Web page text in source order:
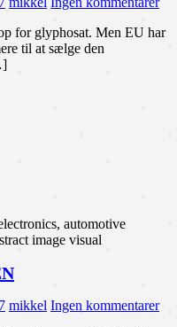
for glyphosat. Men EU har
til at sælge den
automotive
image visual
mikkel Ingen kommentarer